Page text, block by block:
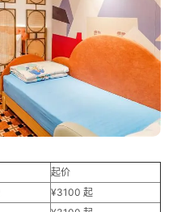
起价
¥3100 起